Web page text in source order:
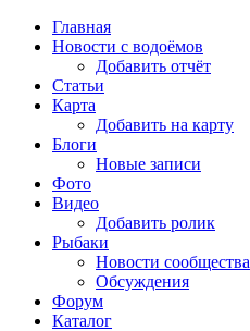
Главная
Новости с водоёмов
Добавить отчёт
Статьи
Карта
Добавить на карту
Блоги
Новые записи
Фото
Видео
Добавить ролик
Рыбаки
Новости сообщества
Обсуждения
Форум
Каталог